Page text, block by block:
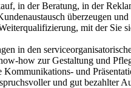
in der Beratung, in der
überzeugen
mit der Sie
in den
how zur Gestaltung und
und
und gut bezahlter